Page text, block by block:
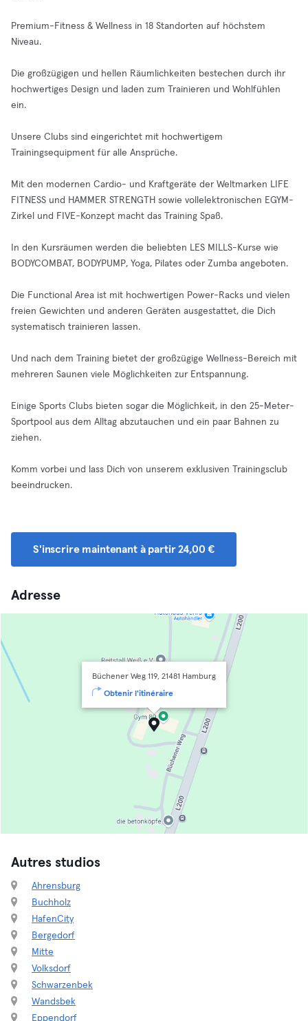
Premium-Fitness & Wellness in 18 Standorten auf höchstem
Niveau.
Die großzügigen und hellen Räumlichkeiten bestechen durch ihr
hochwertiges Design und laden zum Trainieren und Wohlfühlen
ein.
Unsere Clubs sind eingerichtet mit hochwertigem
Trainingsequipment für alle Ansprüche.
Mit den modernen Cardio- und Kraftgeräte der Weltmarken LIFE
FITNESS und HAMMER STRENGTH sowie vollelektronischen EGYM-
Zirkel und FIVE-Konzept macht das Training Spaß.
In den Kursräumen werden die beliebten LES MILLS-Kurse wie
BODYCOMBAT, BODYPUMP, Yoga, Pilates oder Zumba angeboten.
Die Functional Area ist mit hochwertigen Power-Racks und vielen
freien Gewichten und anderen Geräten ausgestattet, die Dich
systematisch trainieren lassen.
Und nach dem Training bietet der großzügige Wellness-Bereich mit
mehreren Saunen viele Möglichkeiten zur Entspannung.
Einige Sports Clubs bieten sogar die Möglichkeit, in den 25-Meter-
Sportpool aus dem Alltag abzutauchen und ein paar Bahnen zu
ziehen.
Komm vorbei und lass Dich von unserem exklusiven Trainingsclub
beeindrucken.
S'inscrire maintenant à partir 24,00 €
Adresse
Büchener Weg 119, 21481 Hamburg
Obtenir l'itinéraire
Autres studios
Ahrensburg
Buchholz
HafenCity
Bergedorf
Mitte
Volksdorf
Schwarzenbek
Wandsbek
Eppendorf